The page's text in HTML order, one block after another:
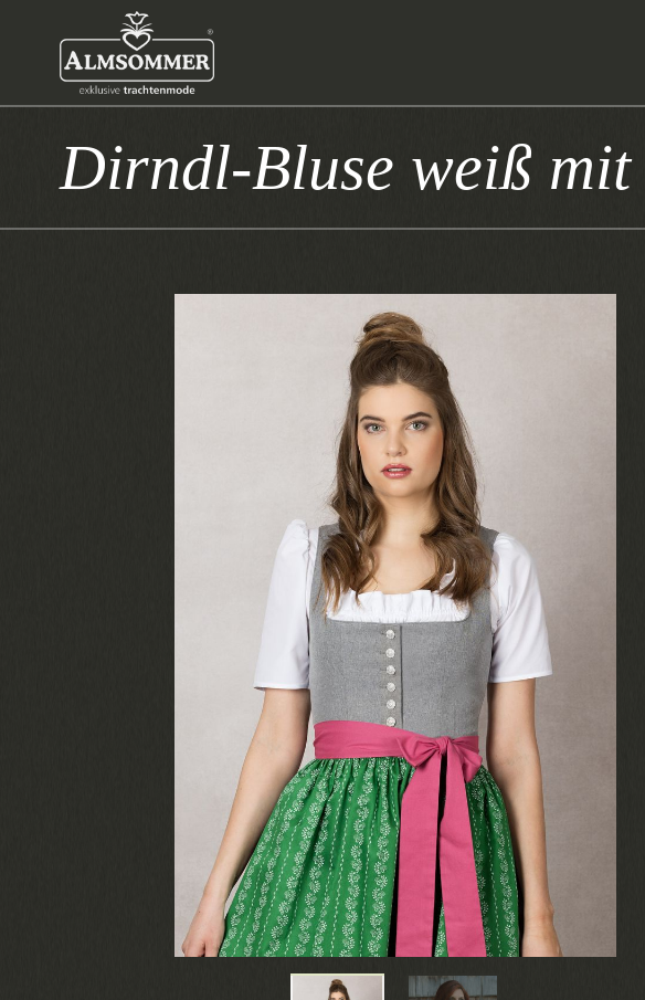
Dirndl-Bluse weiß mit